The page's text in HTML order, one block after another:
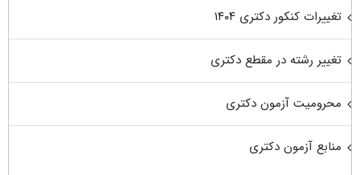
تغییرات کنکور دکتری ۱۴۰۴
تغییر رشته در مقطع دکتری
محرومیت آزمون دکتری
منابع آزمون دکتری